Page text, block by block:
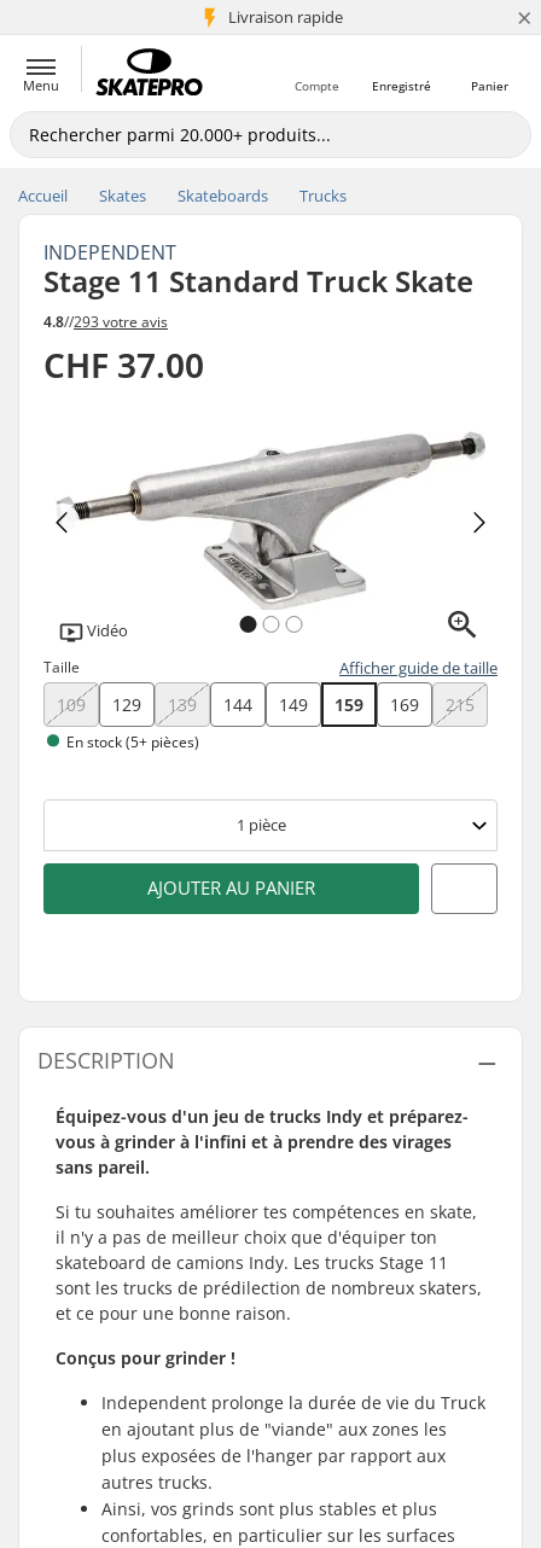
Livraison rapide
+5 mio de clients ×
Menu Panier
Enregistré
Compte
Accueil Skates Skateboards Trucks
INDEPENDENT
Stage 11 Standard Truck Skate
4.8//293 votre avis
CHF 37.00
Vidéo
Taille Afficher guide de taille
109 129 139 144 149 159 169 215
En stock (5+ pièces)
1 pièce
AJOUTER AU PANIER
DESCRIPTION
Équipez-vous d'un jeu de trucks Indy et préparez-
vous à grinder à l'infini et à prendre des virages
sans pareil.
Si tu souhaites améliorer tes compétences en skate,
il n'y a pas de meilleur choix que d'équiper ton
skateboard de camions Indy. Les trucks Stage 11
sont les trucks de prédilection de nombreux skaters,
et ce pour une bonne raison.
Conçus pour grinder !
Independent prolonge la durée de vie du Truck
en ajoutant plus de "viande" aux zones les
plus exposées de l'hanger par rapport aux
autres trucks.
Ainsi, vos grinds sont plus stables et plus
confortables, en particulier sur les surfaces